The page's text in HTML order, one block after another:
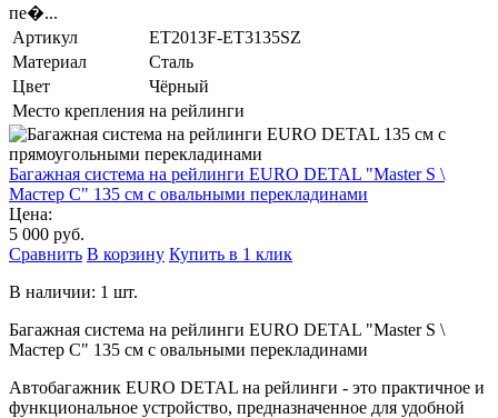
пе�...
Артикул
ET2013F-ET3135SZ
Материал
Сталь
Цвет
Чёрный
Место крепления на рейлинги
Багажная система на рейлинги EURO DETAL "Master S \
Мастер С" 135 см с овальными перекладинами
Цена:
5 000 руб.
Сравнить В корзину Купить в 1 клик
В наличии: 1 шт.
Багажная система на рейлинги EURO DETAL "Master S \
Мастер С" 135 см с овальными перекладинами
Автобагажник EURO DETAL на рейлинги - это практичное и
функциональное устройство, предназначенное для удобной